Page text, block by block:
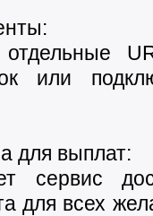
или
для выплат:
сервис
для всех